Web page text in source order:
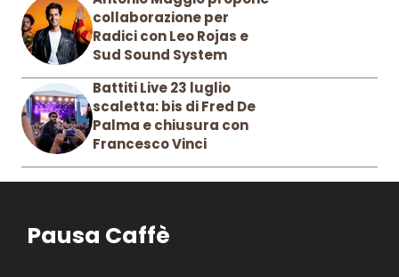
collaborazione per
Radici con Leo Rojas e
Sud Sound System
Battiti Live 23 luglio
scaletta: bis di Fred De
Palma e chiusura con
Francesco Vinci
Pausa Caffè